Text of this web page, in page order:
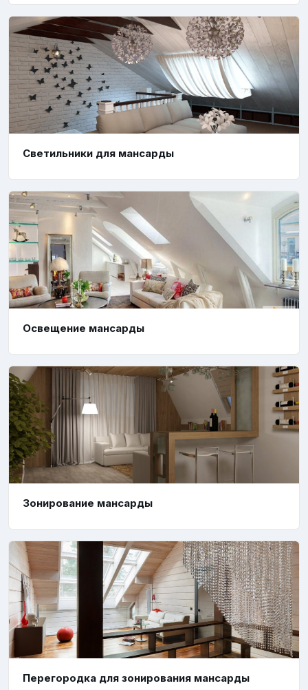
Светильники для мансарды
Освещение мансарды
Зонирование мансарды
Перегородка для зонирования мансарды